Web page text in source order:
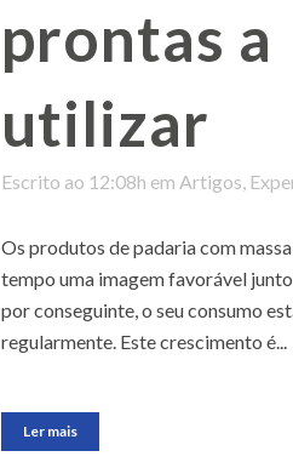
prontas a
utilizar
Escrito ao 12:08h em Artigos,
Os produtos de padaria com
tempo uma imagem favorável
por conseguinte, o seu consumo
regularmente. Este crescimento é...
Ler mais